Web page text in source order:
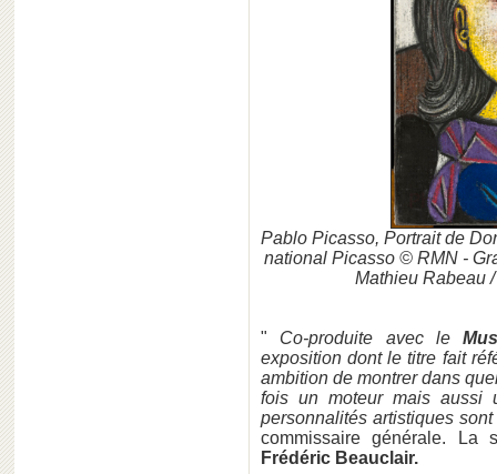
Pablo Picasso, Portrait de
national Picasso © RMN -
Mathieu Rabeau
" Co-produite avec le
exposition dont le titre fait
ambition de montrer dans
fois un moteur mais aussi
personnalités artistiques
commissaire générale. La
Frédéric Beauclair.